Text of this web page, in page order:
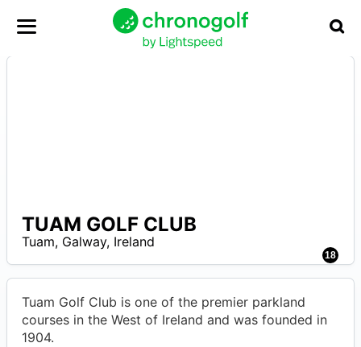
18
TUAM GOLF CLUB
Tuam, Galway, Ireland
Tuam Golf Club is one of the premier parkland
courses in the West of Ireland and was founded in
1904.